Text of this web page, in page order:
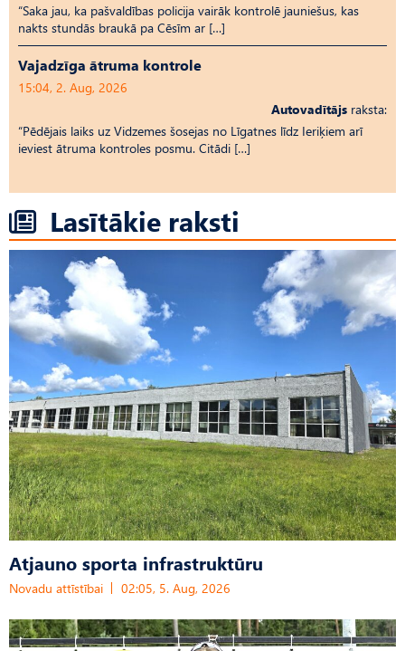
“Saka jau, ka pašvaldības policija vairāk kontrolē jauniešus, kas
nakts stundās braukā pa Cēsīm ar […]
Vajadzīga ātruma kontrole
15:04, 2. Aug, 2026
Autovadītājs raksta:
“Pēdējais laiks uz Vid­ze­mes šosejas no Līgatnes līdz Ieriķiem arī
ieviest ātruma kontroles posmu. Citādi […]
Lasītākie raksti
Atjauno sporta infrastruktūru
Novadu attīstībai 02:05, 5. Aug, 2026